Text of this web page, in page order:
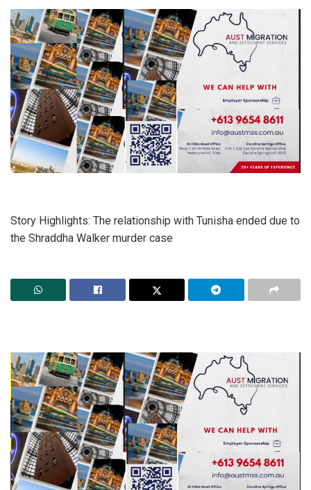
Story Highlights: The relationship with Tunisha ended due to
the Shraddha Walker murder case